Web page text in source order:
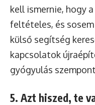
kell ismernie, hogy
feltételes, és
külső segítség
kapcsolatok
gyógyulás
5. Azt hiszed, te